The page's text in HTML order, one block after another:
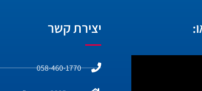
יצירת קשר
058-460-1770